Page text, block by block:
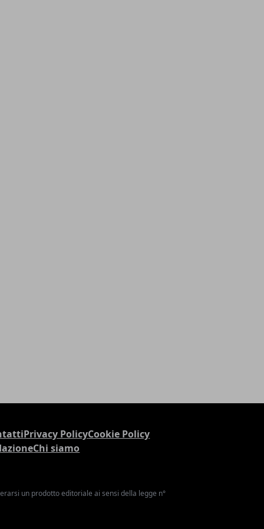
Privacy PolicyCookie Policy
Chi siamo
un prodotto editoriale ai sensi della legge n°